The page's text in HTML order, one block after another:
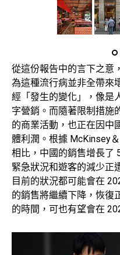
從這份報告中的言下之意
為這種流行病並非全帶來
經「發生的變化」，像是
字營銷。而隨著限制措施
的商業活動，也正在因中
體利潤。根據 McKinsey
相比，中國的銷售增長了
緊急狀況和遊客的減少正
目前的狀況都可能會在
的銷售將繼續下降，恢復
的時間，可也有望會在